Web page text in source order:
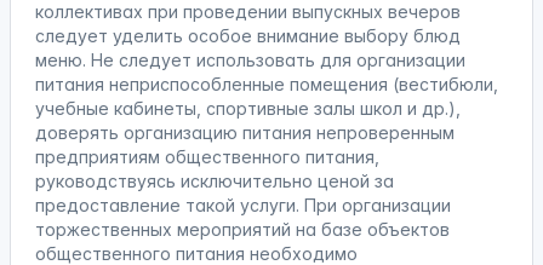
коллективах при проведении выпускных вечеров
следует уделить особое внимание выбору блюд
меню. Не следует использовать для организации
питания неприспособленные помещения (вестибюли,
учебные кабинеты, спортивные залы школ и др.),
доверять организацию питания непроверенным
предприятиям общественного питания,
руководствуясь исключительно ценой за
предоставление такой услуги. При организации
торжественных мероприятий на базе объектов
общественного питания необходимо